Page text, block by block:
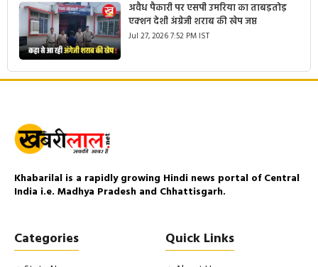
अवैध पैकारी पर एसपी उमरिया का ताबड़तोड़
एक्शन देशी अंग्रेजी शराब की खेप जप्त
Jul 27, 2026 7:52 PM IST
Khabarilal is a rapidly growing Hindi news portal of Central
India i.e. Madhya Pradesh and Chhattisgarh.
Categories Quick Links